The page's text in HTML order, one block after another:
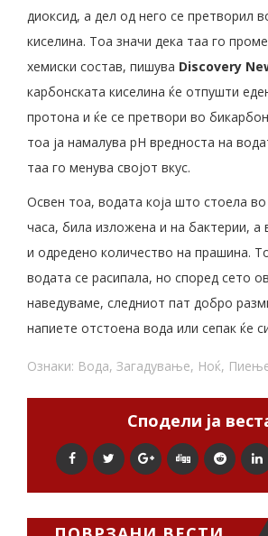
диоксид, а дел од него се претворил
киселина. Тоа значи дека таа го
хемиски состав, пишува Discovery
карбонската киселина ќе отпушти
протона и ќе се претвори во
тоа ја намалува pH вредноста на
таа го менува својот вкус.
Освен тоа, водата која што стоела
часа, била изложена и на бактерии, а
и одреденo количество на прашина.
водата се расипала, но според сето
наведуваме, следниот пат добро
напиете отстоена вода или сепак ќе
Ознаки: Вода, Загадување, Ноќ,
Сподели ја